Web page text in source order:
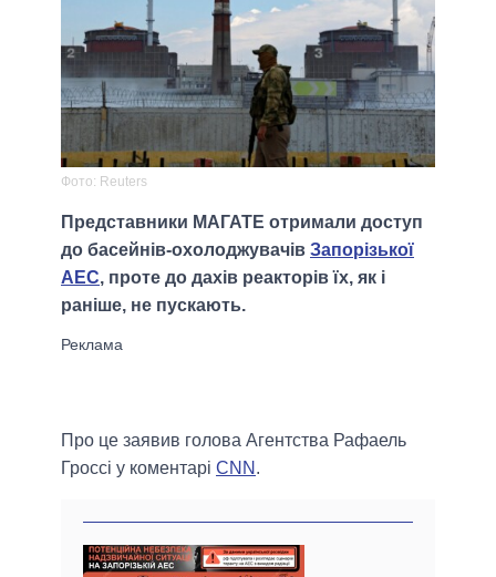
Фото: Reuters
Представники МАГАТЕ отримали доступ
до басейнів-охолоджувачів Запорізької
АЕС, проте до дахів реакторів їх, як і
раніше, не пускають.
Про це заявив голова Агентства Рафаель
Гроссі у коментарі CNN .